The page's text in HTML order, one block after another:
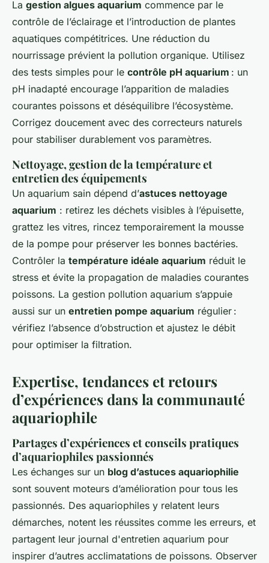
La gestion algues aquarium commence par le
contrôle de l’éclairage et l’introduction de plantes
aquatiques compétitrices. Une réduction du
nourrissage prévient la pollution organique. Utilisez
des tests simples pour le contrôle pH aquarium : un
pH inadapté encourage l’apparition de maladies
courantes poissons et déséquilibre l’écosystème.
Corrigez doucement avec des correcteurs naturels
pour stabiliser durablement vos paramètres.
Nettoyage, gestion de la température et
entretien des équipements
Un aquarium sain dépend d’astuces nettoyage
aquarium : retirez les déchets visibles à l’épuisette,
grattez les vitres, rincez temporairement la mousse
de la pompe pour préserver les bonnes bactéries.
Contrôler la température idéale aquarium réduit le
stress et évite la propagation de maladies courantes
poissons. La gestion pollution aquarium s’appuie
aussi sur un entretien pompe aquarium régulier :
vérifiez l’absence d’obstruction et ajustez le débit
pour optimiser la filtration.
Expertise, tendances et retours
d’expériences dans la communauté
aquariophile
Partages d’expériences et conseils pratiques
d’aquariophiles passionnés
Les échanges sur un blog d’astuces aquariophilie
sont souvent moteurs d’amélioration pour tous les
passionnés. Des aquariophiles y relatent leurs
démarches, notent les réussites comme les erreurs, et
partagent leur journal d'entretien aquarium pour
inspirer d’autres acclimatations de poissons. Observer